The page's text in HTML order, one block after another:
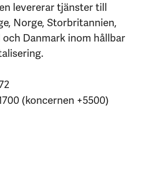
levererar tjänster till
Norge, Storbritannien,
och Danmark inom hållbar
(koncernen +5500)